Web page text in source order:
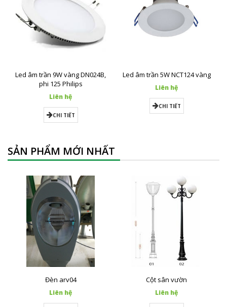
Led âm trần 9W vàng DN024B,
phi 125 Philips
Liên hệ
CHI TIẾT
Led âm trần 5W NCT124 vàng
Liên hệ
CHI TIẾT
SẢN PHẨM MỚI NHẤT
Đèn arv04
Liên hệ
Cột sân vườn
Liên hệ